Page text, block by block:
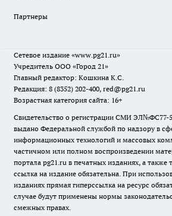
Партнеры
Сетевое издание «www.pg21.ru»
Учредитель ООО «Город 21»
Главный редактор: Кошкина К.С.
Редакция: 8 (8352) 202-400, red@pg21.ru
Возрастная категория сайта: 16+
Свидетельство о регистрации СМИ ЭЛ№ФС77-
выдано Федеральной службой по надзору в
информационных технологий и массовых
частичном или полном воспроизведении
портала pg21.ru в печатных изданиях, а также
ссылка на издание обязательна. При
изданиях прямая гиперссылка на ресурс
случае будут применены нормы
смежных правах.